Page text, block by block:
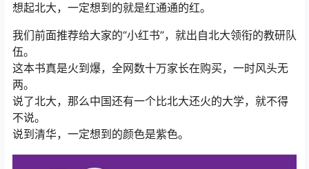
想起北大，一定想到的就是红通通的红。
我们前面推荐给大家的“小红书”，就出自北大领衔的教研队
伍。
这本书真是火到爆，全网数十万家长在购买，一时风头无
两。
说了北大，那么中国还有一个比北大还火的大学，就不得
不说。
说到清华，一定想到的颜色是紫色。